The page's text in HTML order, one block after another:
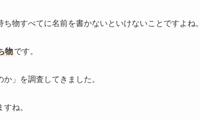
物すべてに名前を書かないといけないことですよね。
物です。
」を調査してきました。
ね。